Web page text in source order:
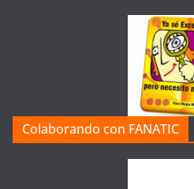
Colaborando con FANATIC